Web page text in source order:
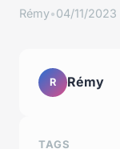
Rémy•04/11/2023
R Rémy
TAGS